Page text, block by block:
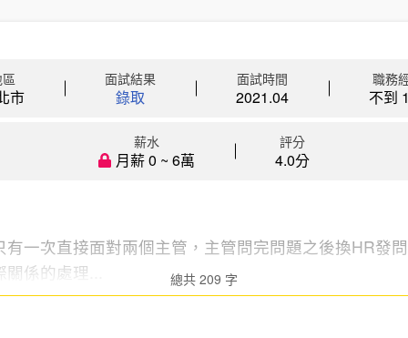
市
面試結果
錄取
面試時間
2021.04
職務
不到
薪水
月薪 0 ~ 6萬
評分
4.0分
一次直接面對兩個主管，主管問完問題之後換HR發
係的處理...
總共 209 字